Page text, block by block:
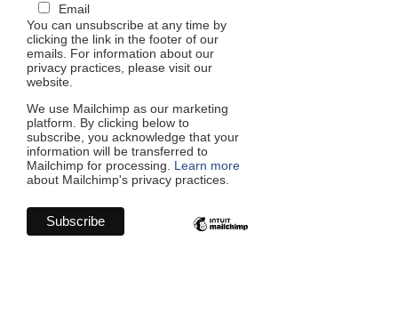
Email
You can unsubscribe at any time by
clicking the link in the footer of our
emails. For information about our
privacy practices, please visit our
website.
We use Mailchimp as our marketing
platform. By clicking below to
subscribe, you acknowledge that your
information will be transferred to
Mailchimp for processing. Learn more
about Mailchimp's privacy practices.